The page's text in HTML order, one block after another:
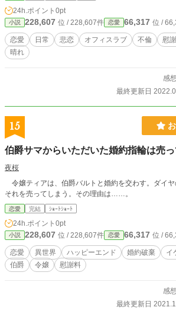
24h.ポイント 0pt
小説 228,607 位 / 228,607件 恋愛 66,317 位 /
恋愛 日常 悲恋 オフィスラブ 不倫 慰
晴れ
感
最終更新日
15
伯爵サマからいただいた婚約指輪は売
夜桜
令嬢ティアは、伯爵バルトと婚約を交わす。ダイヤ
それを売ってしまう。その理由は……。
恋愛 完結 ｼｮｰﾄｼｮｰﾄ
24h.ポイント 0pt
小説 228,607 位 / 228,607件 恋愛 66,317 位 /
恋愛 異世界 ハッピーエンド 婚約破棄 イ
伯爵
令嬢 慰謝料
感
最終更新日